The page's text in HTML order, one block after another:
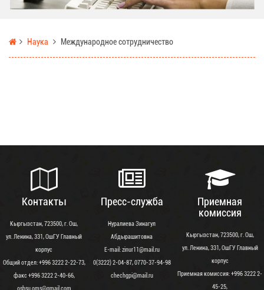
Наука Международное сотрудничество
Контакты
Кыргызстан, 723500, г. Ош,
ул. Ленина, 331, ОшГУ Главный
корпус
Общий отдел: +996 3222 2-22-73,
факс +996 3222 2-40-66,
oshsu.oms@gmail.com
Пресс-служба
Нуралиева Зинагул
Абдырашитовна
Е-mail: zinur11@mail.ru
0(3222) 2-04-87, 0770-37-94-98
chechgpi@mail.ru
Приемная
комиссия
Кыргызстан, 723500, г. Ош,
ул. Ленина, 331, ОшГУ Главный
корпус
Приемная комиссия: +996 3222 2-
45-25,